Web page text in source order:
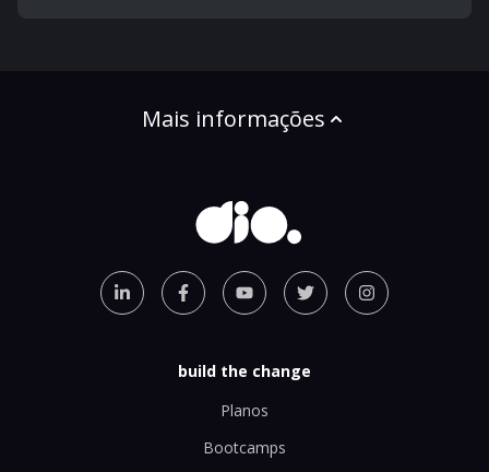
Mais informações
build the change
Planos
Bootcamps